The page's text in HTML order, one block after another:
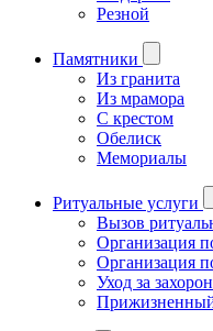
Резной
Памятники
Из гранита
Из мрамора
С крестом
Обелиск
Мемориалы
Ритуальные услуги
Вызов
Организация
Организация
Уход за